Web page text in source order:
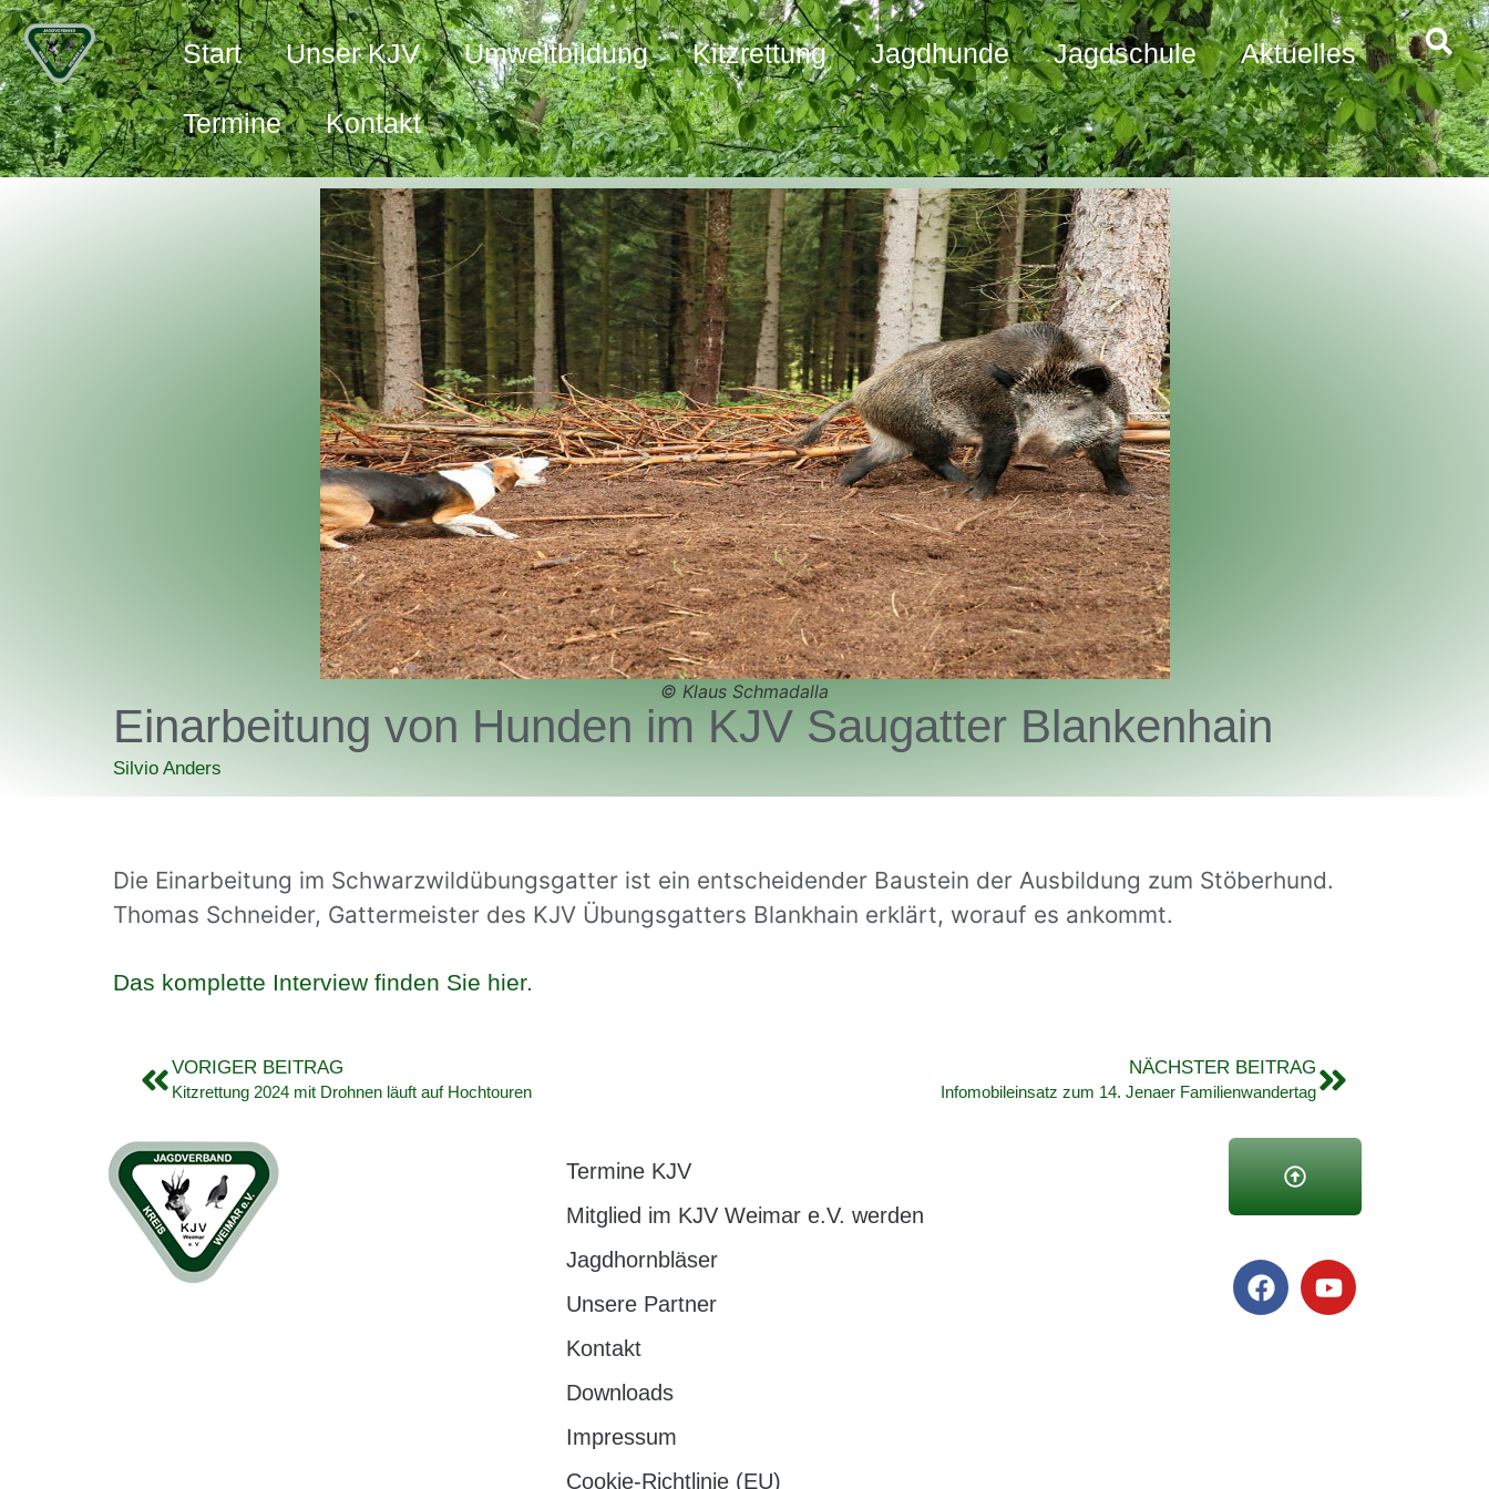
Start Unser KJV Umweltbildung Kitzrettung Jagdhunde Jagdschule Aktuelles
Termine Kontakt
© Klaus Schmadalla
Einarbeitung von Hunden im KJV Saugatter Blankenhain
Silvio Anders
Die Einarbeitung im Schwarzwildübungsgatter ist ein entscheidender Baustein der Ausbildung zum Stöberhund.
Thomas Schneider, Gattermeister des KJV Übungsgatters Blankhain erklärt, worauf es ankommt.
Das komplette Interview finden Sie hier.
VORIGER BEITRAG
Kitzrettung 2024 mit Drohnen läuft auf Hochtouren
NÄCHSTER BEITRAG
Infomobileinsatz zum 14. Jenaer Familienwandertag
Termine KJV
Mitglied im KJV Weimar e.V. werden
Jagdhornbläser
Unsere Partner
Kontakt
Downloads
Impressum
Cookie-Richtlinie (EU)